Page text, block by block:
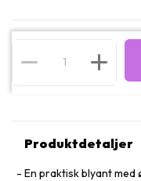
Produktdetaljer
En praktisk blyant med